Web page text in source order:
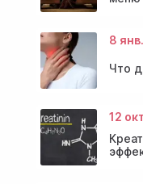
Скидки и
Консультация
щитовидной
Диагностика
Акция: 20%
8 янв.
Что
12